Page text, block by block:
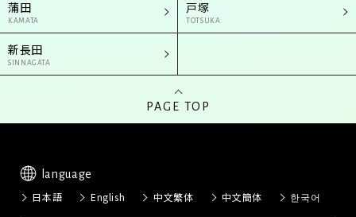
蒲田
KAMATA
戸塚
TOTSUKA
新長田
SINNAGATA
PAGE TOP
language
日本語 English 中文繁体 中文簡体 한국어